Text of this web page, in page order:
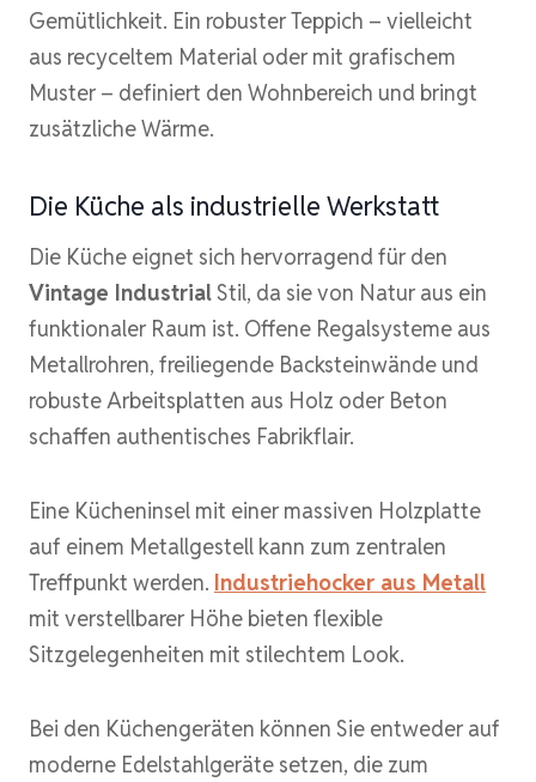
Gemütlichkeit. Ein robuster Teppich – vielleicht
aus recyceltem Material oder mit grafischem
Muster – definiert den Wohnbereich und bringt
zusätzliche Wärme.
Die Küche als industrielle Werkstatt
Die Küche eignet sich hervorragend für den
Vintage Industrial Stil, da sie von Natur aus ein
funktionaler Raum ist. Offene Regalsysteme aus
Metallrohren, freiliegende Backsteinwände und
robuste Arbeitsplatten aus Holz oder Beton
schaffen authentisches Fabrikflair.
Eine Kücheninsel mit einer massiven Holzplatte
auf einem Metallgestell kann zum zentralen
Treffpunkt werden. Industriehocker aus Metall
mit verstellbarer Höhe bieten flexible
Sitzgelegenheiten mit stilechtem Look.
Bei den Küchengeräten können Sie entweder auf
moderne Edelstahlgeräte setzen, die zum